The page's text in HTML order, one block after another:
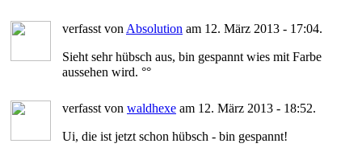
verfasst von Absolution am 12. März 2013 - 17:04.
Sieht sehr hübsch aus, bin gespannt wies mit Farbe
aussehen wird. °°
verfasst von waldhexe am 12. März 2013 - 18:52.
Ui, die ist jetzt schon hübsch - bin gespannt!